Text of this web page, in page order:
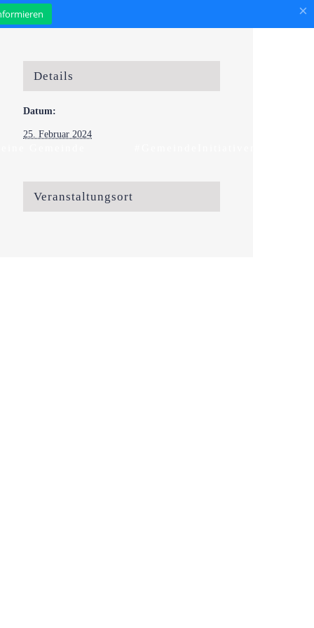
×
Details
Datum:
25. Februar 2024
Veranstaltungsort